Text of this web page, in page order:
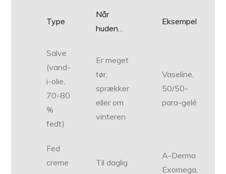
Type
Når
huden…
Eksempel
Salve
(vand-
i-olie,
70-80
%
fedt)
Er meget
tør,
sprækker
eller om
vinteren
Vaseline,
50/50-
para-gelé
Fed
creme
Til daglig
A-Derma
Exomega,